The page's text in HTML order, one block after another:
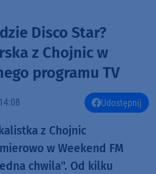
Disco Star?
z Chojnic w
programu TV
Udostępnij
z Chojnic
w Weekend FM
chwila". Od kilku